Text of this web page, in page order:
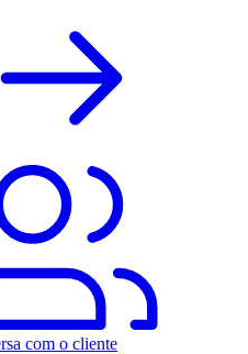
com o cliente